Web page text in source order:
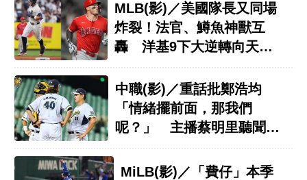
MLB(影)／美國隊長又同場
炸裂！法官、鱒魚神獸互
轟 洋基9下大逆轉向天使
中職(影)／重話批鄭浩均
「情緒擺前面，那我們
呢？」 主播蔡明里聽聞真
MiLB(影)／「費仔」本季